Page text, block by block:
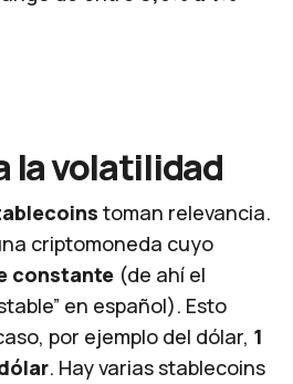
la volatilidad
toman relevancia.
criptomoneda cuyo
constante (de ahí el
en español). Esto
por ejemplo del dólar, 1
. Hay varias stablecoins